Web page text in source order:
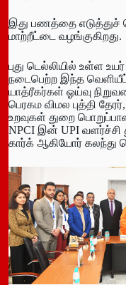
இது பணத்தை எடுத்துச்
மாற்றீட்டை வழங்குகிறது.
புது டெல்லியில் உள்ள
நடைபெற்ற இந்த
யாத்ரீகர்கள் ஓய்வு
பெரகம விமல புத்தி
உறவுகள் துறை
NPCI இன் UPI வளர்ச்சி
கார்க் ஆகியோர்